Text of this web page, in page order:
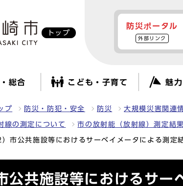
トップ
防災ポータル
外部リンク
総合 こども・子育て 魅
プ 防災・防犯・安全 防災 大規模災害関連
線の測定について 市の放射能（放射線）測定結
）市公共施設等におけるサーベイメータによる測定
公共施設等におけるサー